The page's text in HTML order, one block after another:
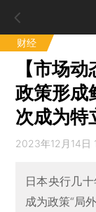
财经
【市场
政策形成
次成为特
2023年12月14日
日本央行几
成为政策“局